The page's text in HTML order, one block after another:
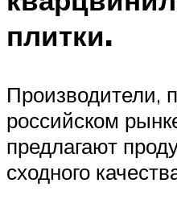
плитки.
Производители,
российском
предлагают
сходного